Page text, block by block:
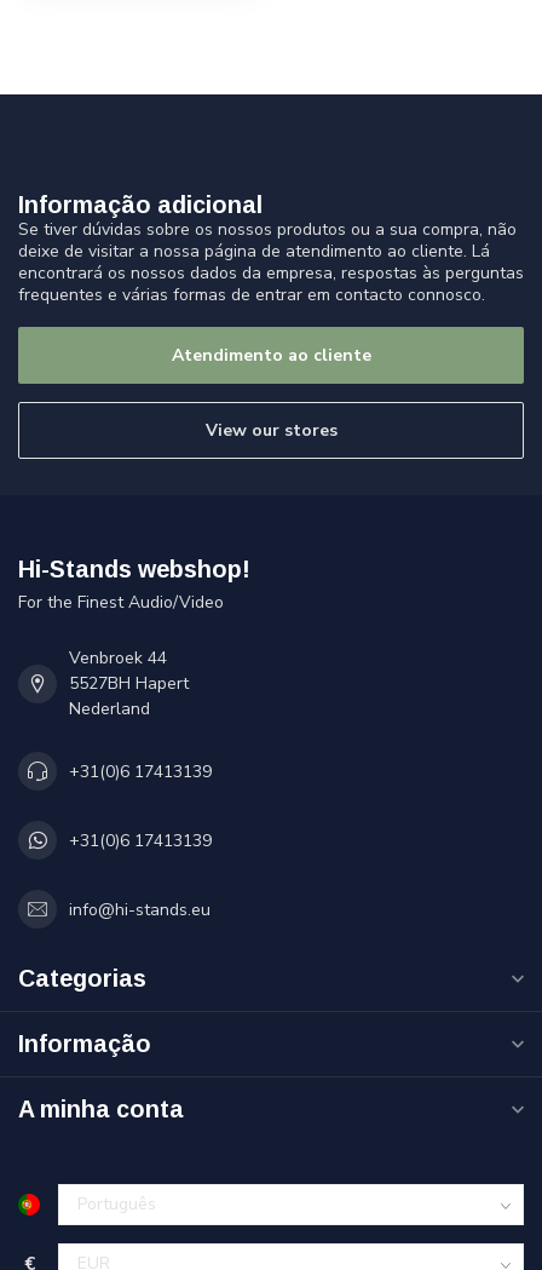
Informação adicional
Se tiver dúvidas sobre os nossos produtos ou a sua compra, não
deixe de visitar a nossa página de atendimento ao cliente. Lá
encontrará os nossos dados da empresa, respostas às perguntas
frequentes e várias formas de entrar em contacto connosco.
Atendimento ao cliente
View our stores
Hi-Stands webshop!
For the Finest Audio/Video
Venbroek 44
5527BH Hapert
Nederland
+31(0)6 17413139
+31(0)6 17413139
info@hi-stands.eu
Categorias
Informação
A minha conta
€